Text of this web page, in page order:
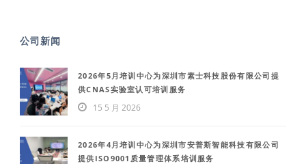
公司新闻
2026年5月培训中心为深圳市素士科技股份有限公司提
供CNAS实验室认可培训服务
15 5 月 2026
2026年4月培训中心为深圳市安普斯智能科技有限公司
提供ISO9001质量管理体系培训服务